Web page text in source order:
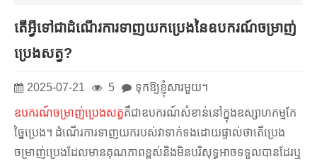
តើអ្វីទៅជាដំណើរការទាញយកប្រេងនៃឧបករណ៍ចម្រាញ់
ប្រេងសត្វ?
2025-07-21 5 ទុកឱ្យខ្ញុំសារមួយ។
ឧបករណ៍ចម្រាញ់ប្រេងសត្វគឺជាឧបករណ៍សំខាន់នៅក្នុងឧស្សាហកម្មកែ
ច្នៃប្រេង។ ដំណើរការទាញយករបស់វាទាក់ទងដោយផ្ទាល់ថាតើប្រេង
ចម្រាញ់ប្រេងដែលមានគុណភាពខ្ពស់និងមិនបរិសុទ្ធអាចទទួលបានដែរឬ